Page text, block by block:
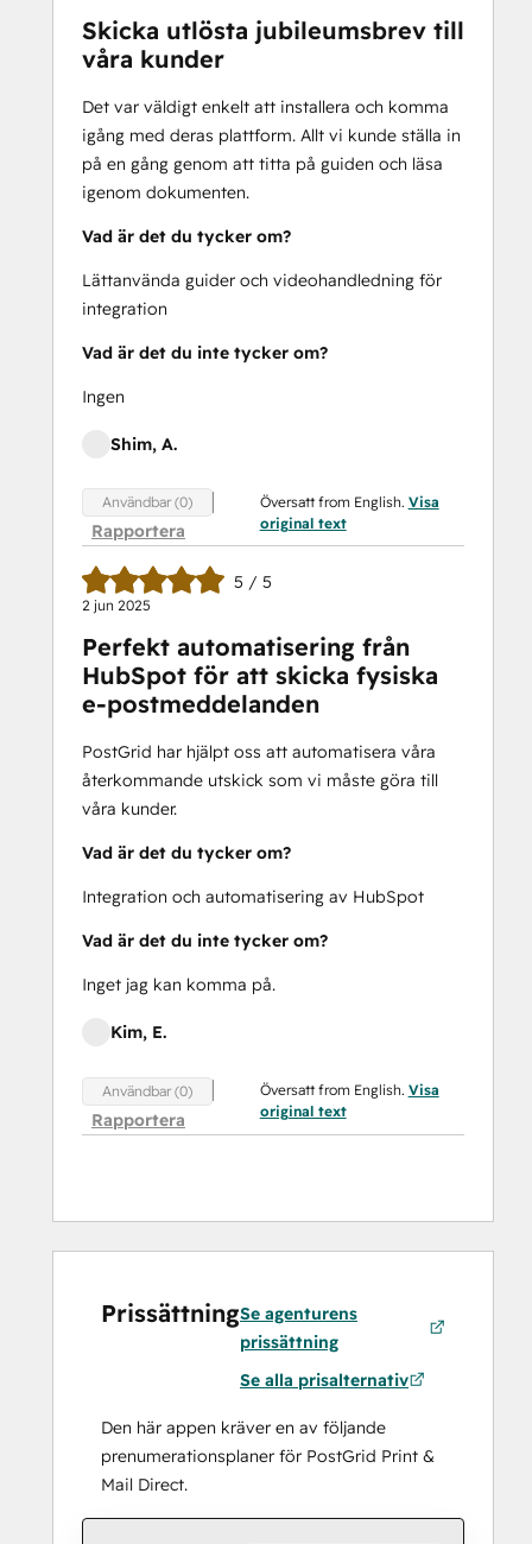
Skicka utlösta jubileumsbrev till
våra kunder
Det var väldigt enkelt att installera och komma
igång med deras plattform. Allt vi kunde ställa in
på en gång genom att titta på guiden och läsa
igenom dokumenten.
Vad är det du tycker om?
Lättanvända guider och videohandledning för
integration
Vad är det du inte tycker om?
Ingen
Shim, A.
Användbar (0)
Rapportera
Översatt from English. Visa
original text
5 / 5
2 jun 2025
Perfekt automatisering från
HubSpot för att skicka fysiska
e-postmeddelanden
PostGrid har hjälpt oss att automatisera våra
återkommande utskick som vi måste göra till
våra kunder.
Vad är det du tycker om?
Integration och automatisering av HubSpot
Vad är det du inte tycker om?
Inget jag kan komma på.
Kim, E.
Användbar (0)
Rapportera
Översatt from English. Visa
original text
PrissättningSe agenturens
prissättning
Se alla prisalternativ
Den här appen kräver en av följande
prenumerationsplaner för PostGrid Print &
Mail Direct.